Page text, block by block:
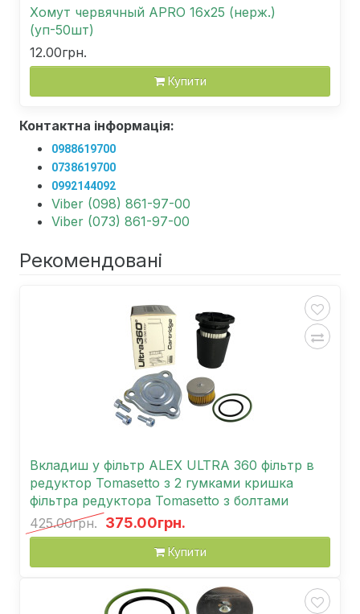
Хомут червячный APRO 16х25 (нерж.)
(уп-50шт)
12.00грн.
Купити
Контактна інформація:
0988619700
0738619700
0992144092
Viber (098) 861-97-00
Viber (073) 861-97-00
Рекомендовані
Вкладиш у фільтр ALEX ULTRA 360 фільтр в
редуктор Tomasetto з 2 гумками кришка
фільтра редуктора Tomasetto з болтами
425.00грн. 375.00грн.
Купити